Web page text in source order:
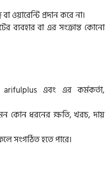
ওয়ারেন্টি প্রদান করে না।
ব্যবহার বা এর সংক্রান্ত কোনো
এবং এর কর্মকর্তা,
কোন ধরনের ক্ষতি, খরচ, দায়
সংগঠিত হতে পারে।